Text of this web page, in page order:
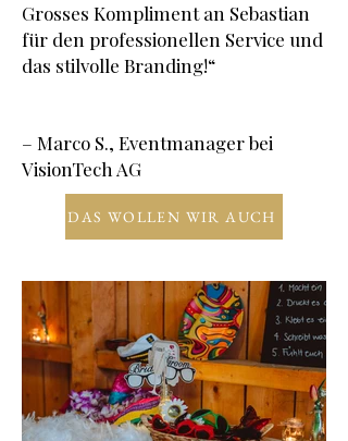
Grosses Kompliment an Sebastian
für den professionellen Service und
das stilvolle Branding!“
– Marco S., Eventmanager bei
VisionTech AG
DAS WOLLEN WIR AUCH